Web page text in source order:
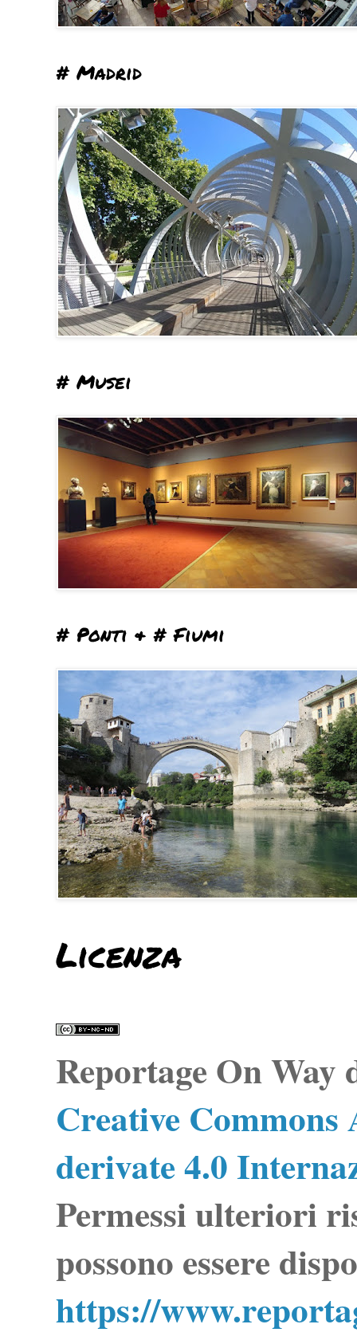
# Madrid
# Musei
# Ponti & # Fiumi
Licenza
Reportage On Way
Creative
derivate 4.0
Permessi ulteriori
possono essere
https://